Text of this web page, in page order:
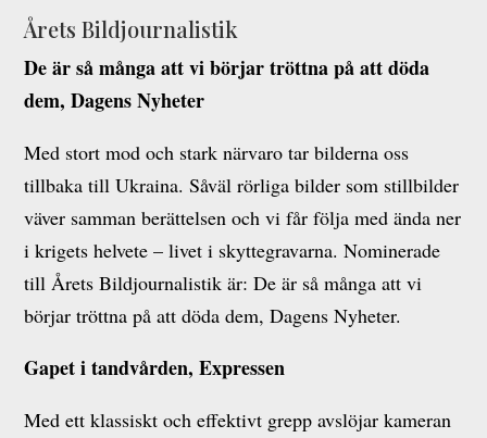
Årets Bildjournalistik
De är så många att vi börjar tröttna på att döda
dem, Dagens Nyheter
Med stort mod och stark närvaro tar bilderna oss
tillbaka till Ukraina. Såväl rörliga bilder som stillbilder
väver samman berättelsen och vi får följa med ända ner
i krigets helvete – livet i skyttegravarna. Nominerade
till Årets Bildjournalistik är: De är så många att vi
börjar tröttna på att döda dem, Dagens Nyheter.
Gapet i tandvården, Expressen
Med ett klassiskt och effektivt grepp avslöjar kameran